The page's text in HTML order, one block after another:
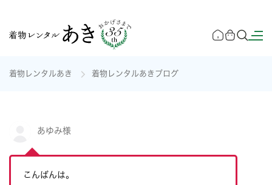
着物レンタルあき 着物レンタルあきブログ
あゆみ様
こんばんは。